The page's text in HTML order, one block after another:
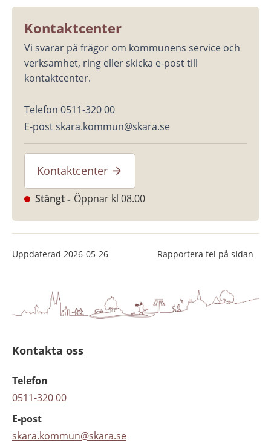
Kontaktcenter
Vi svarar på frågor om kommunens service och
verksamhet, ring eller skicka e-post till
kontaktcenter.
Telefon 0511-320 00
E-post skara.kommun@skara.se
Kontaktcenter
Stängt Öppnar kl 08.00
Uppdaterad 2026-05-26 Rapportera fel på sidan
Kontakta oss
Telefon
0511-320 00
E-post
skara.kommun@skara.se